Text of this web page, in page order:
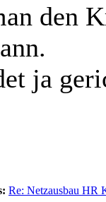
den
ja
Re: Netzausbau HR